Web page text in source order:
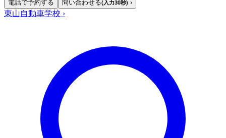
電話で予約する 問い合わせる(入力30秒) ›
東山自動車学校 ›